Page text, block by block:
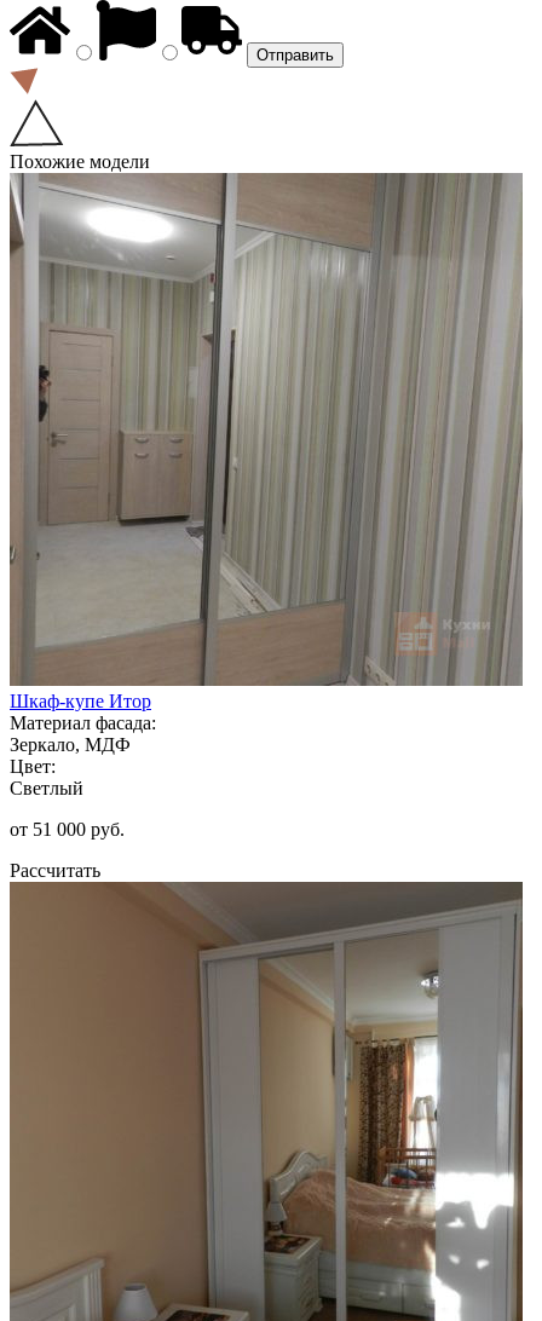
Похожие модели
Шкаф-купе Итор
Материал фасада:
Зеркало, МДФ
Цвет:
Светлый
от 51 000 руб.
Рассчитать